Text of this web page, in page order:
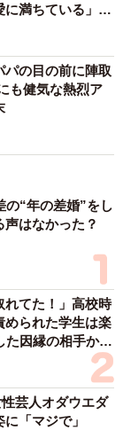
満ちている」
パの目の前に陣取
も健気な熱烈ア
の“年の差婚”をし
声はなかった？
れてた！」高校時
られた学生は楽
因縁の相手から
芸人オダウエダ
「マジで」